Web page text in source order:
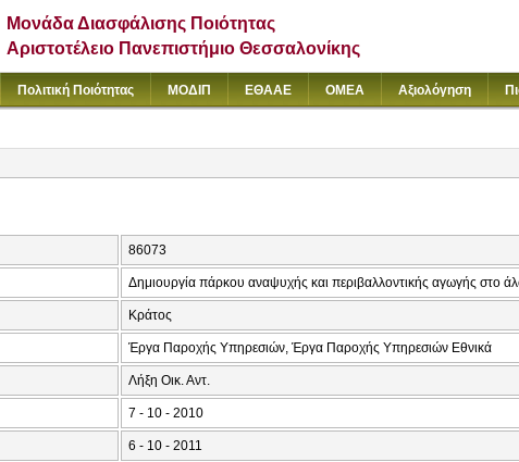
Μονάδα Διασφάλισης Ποιότητας
Αριστοτέλειο Πανεπιστήμιο Θεσσαλονίκης
Πολιτική Ποιότητας ΜΟΔΙΠ ΕΘΑΑΕ ΟΜΕΑ Αξιολόγηση
86073
Δημιουργία πάρκου αναψυχής και περιβαλλοντικής αγωγής στο
Κράτος
Έργα Παροχής Υπηρεσιών, Έργα Παροχής Υπηρεσιών Εθνικά
Λήξη Οικ. Αντ.
7 - 10 - 2010
6 - 10 - 2011